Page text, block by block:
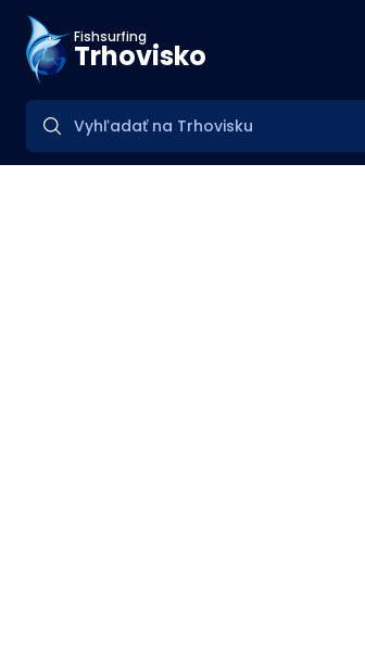
Fishsurfing
Trhovisko